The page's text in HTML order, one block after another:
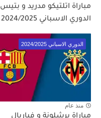
مباراة اتلتيكو مدريد و بتيس
الدوري الاسباني 2024/2025
الدوري الاسباني 2024/2025
منذ عام